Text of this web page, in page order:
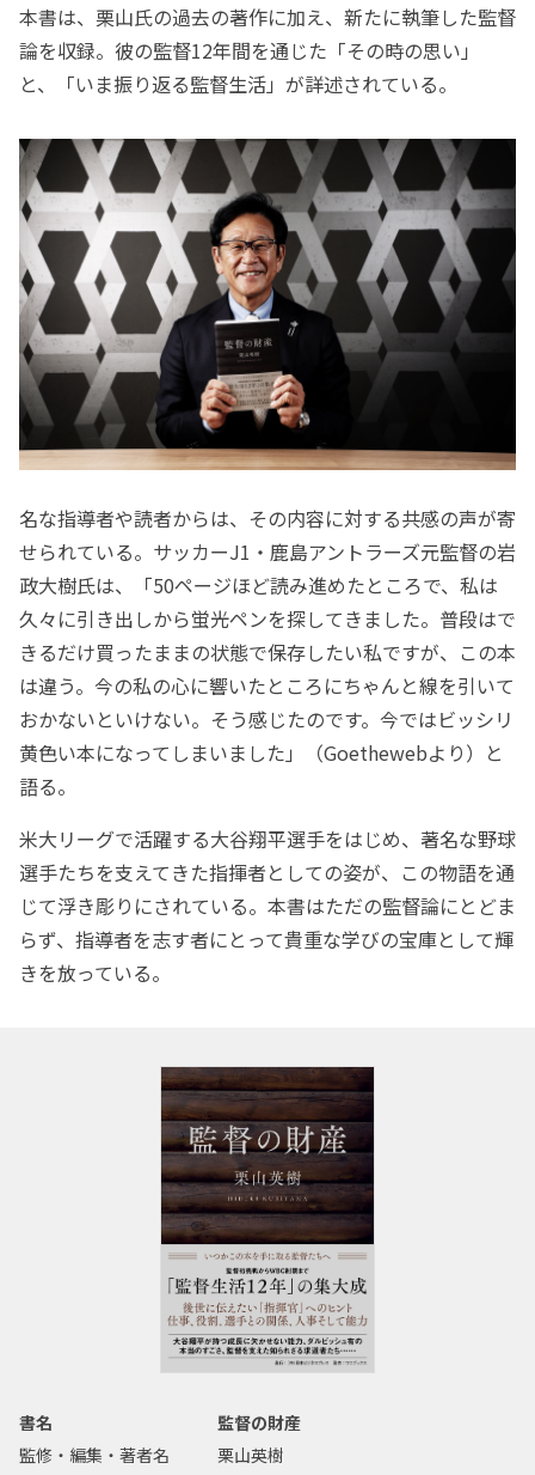
本書は、栗山氏の過去の著作に加え、新たに執筆した監督
論を収録。彼の監督12年間を通じた「その時の思い」
と、「いま振り返る監督生活」が詳述されている。
名な指導者や読者からは、その内容に対する共感の声が寄
せられている。サッカーJ1・鹿島アントラーズ元監督の岩
政大樹氏は、「50ページほど読み進めたところで、私は
久々に引き出しから蛍光ペンを探してきました。普段はで
きるだけ買ったままの状態で保存したい私ですが、この本
は違う。今の私の心に響いたところにちゃんと線を引いて
おかないといけない。そう感じたのです。今ではビッシリ
黄色い本になってしまいました」（Goethewebより）と
語る。
米大リーグで活躍する大谷翔平選手をはじめ、著名な野球
選手たちを支えてきた指揮者としての姿が、この物語を通
じて浮き彫りにされている。本書はただの監督論にとどま
らず、指導者を志す者にとって貴重な学びの宝庫として輝
きを放っている。
書名
監督の財産
監修・編集・著者名
栗山英樹